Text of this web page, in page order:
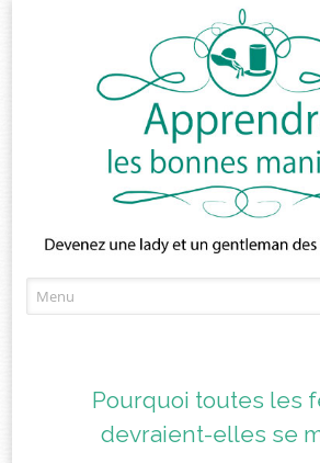
to
Pourquoi toutes les
devraient-elles se